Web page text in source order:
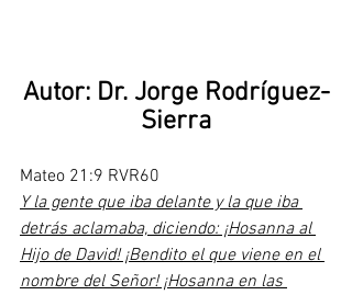
Autor: Dr. Jorge Rodríguez-
Sierra
Mateo 21:9 RVR60
Y la gente que iba delante y la que iba
detrás aclamaba, diciendo: ¡Hosanna al
Hijo de David! ¡Bendito el que viene en el
nombre del Señor! ¡Hosanna en las